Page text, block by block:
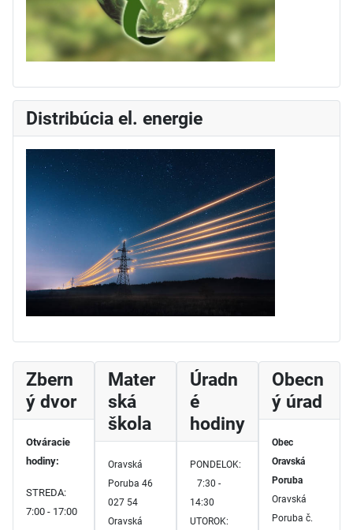
Distribúcia el. energie
Zbern
ý dvor
Otváracie
hodiny:
STREDA:
7:00 - 17:00
Mater
ská
škola
Oravská
Poruba 46
027 54
Oravská
Úradn
é
hodiny
PONDELOK:
7:30 -
14:30
UTOROK:
Obecn
ý úrad
Obec
Oravská
Poruba
Oravská
Poruba č.